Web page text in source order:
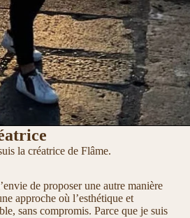
la créatrice de Flâme.
de proposer une autre manière
approche où l’esthétique et
sans compromis. Parce que je suis